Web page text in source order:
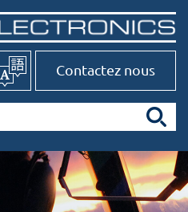
Contactez nous